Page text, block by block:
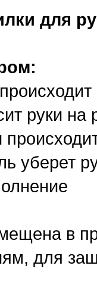
для
руки
уберет
в
для